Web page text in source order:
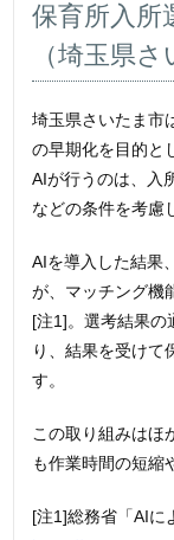
保育所入所
（埼玉県さ
埼玉県さいたま市
の早期化を目的と
AIが行うのは、入
などの条件を考慮
AIを導入した結果
が、マッチング機
[注1]。選考結果の
り、結果を受けて
す。
この取り組みはほ
も作業時間の短縮
[注1]総務省「AIに